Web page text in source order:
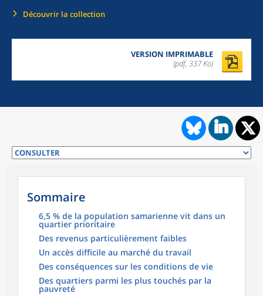
Découvrir la collection
VERSION IMPRIMABLE
(pdf, 337 Ko)
Sommaire
6,5 % de la population samarienne vit dans un
quartier prioritaire
Des revenus particulièrement faibles
Un accès difficile au marché du travail
Des conséquences sur les conditions de vie
Des quartiers parmi les plus touchés par la
pauvreté